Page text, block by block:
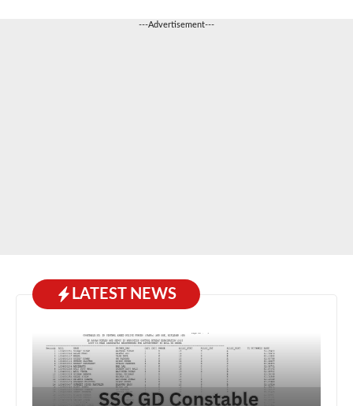
---Advertisement---
LATEST NEWS